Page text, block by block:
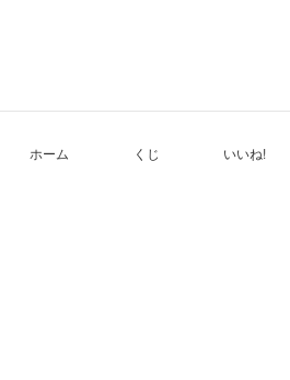
ホーム くじ いいね!